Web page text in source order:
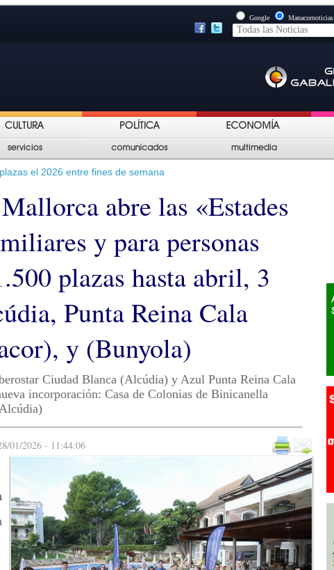
Google Manacornoticias
el 2026 entre fines de semana
abre las «Estades
y para personas
plazas hasta abril, 3
Punta Reina Cala
y (Bunyola)
Ciudad Blanca (Alcúdia) y Azul Punta Reina Cala
incorporación: Casa de Colonias de Binicanella
01/2026 - 11:44:06